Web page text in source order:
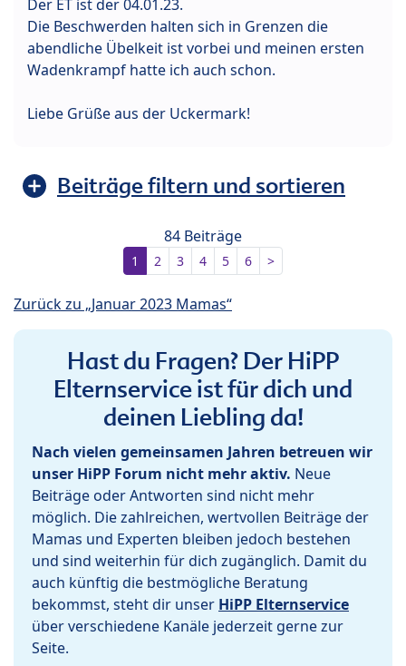
Der ET ist der 04.01.23.
Die Beschwerden halten sich in Grenzen die
abendliche Übelkeit ist vorbei und meinen ersten
Wadenkrampf hatte ich auch schon.
Liebe Grüße aus der Uckermark!
Beiträge filtern und sortieren
84 Beiträge
1 2 3 4 5 6 >
Zurück zu „Januar 2023 Mamas“
Hast du Fragen? Der HiPP
Elternservice ist für dich und
deinen Liebling da!
Nach vielen gemeinsamen Jahren betreuen wir
unser HiPP Forum nicht mehr aktiv. Neue
Beiträge oder Antworten sind nicht mehr
möglich. Die zahlreichen, wertvollen Beiträge der
Mamas und Experten bleiben jedoch bestehen
und sind weiterhin für dich zugänglich. Damit du
auch künftig die bestmögliche Beratung
bekommst, steht dir unser HiPP Elternservice
über verschiedene Kanäle jederzeit gerne zur
Seite.